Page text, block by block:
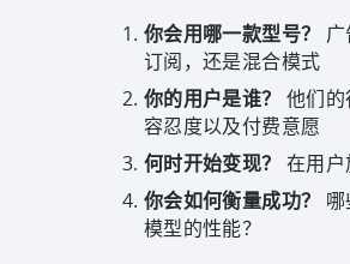
你会用哪一款型号？
广
订阅，还是混合模式
你的用户是谁？ 他们
容忍度以及付费意愿
何时开始变现？ 在用
你会如何衡量成功？
模型的性能？